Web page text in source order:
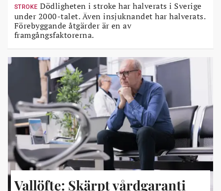
STROKE Dödligheten i stroke har halverats i Sverige
under 2000-talet. Även insjuknandet har halverats.
Förebyggande åtgärder är en av
framgångsfaktorerna.
Vallöfte: Skärpt vårdgaranti